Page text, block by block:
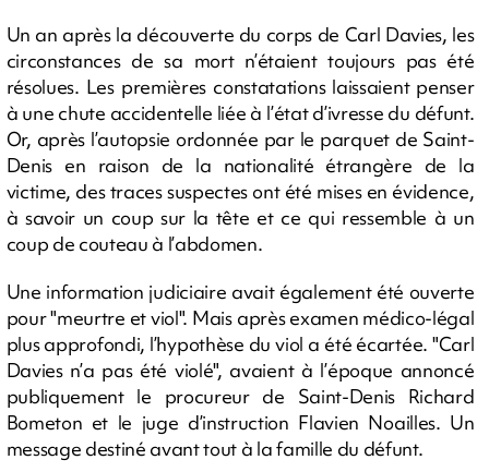
Un an après la découverte du corps de Carl Davies, les
circonstances de sa mort n’étaient toujours pas été
résolues. Les premières constatations laissaient penser
à une chute accidentelle liée à l’état d’ivresse du défunt.
Or, après l’autopsie ordonnée par le parquet de Saint-
Denis en raison de la nationalité étrangère de la
victime, des traces suspectes ont été mises en évidence,
à savoir un coup sur la tête et ce qui ressemble à un
coup de couteau à l’abdomen.
Une information judiciaire avait également été ouverte
pour "meurtre et viol". Mais après examen médico-légal
plus approfondi, l’hypothèse du viol a été écartée. "Carl
Davies n’a pas été violé", avaient à l’époque annoncé
publiquement le procureur de Saint-Denis Richard
Bometon et le juge d’instruction Flavien Noailles. Un
message destiné avant tout à la famille du défunt.